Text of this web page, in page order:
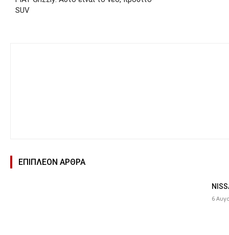
SUV
ΕΠΙΠΛΕΟΝ ΑΡΘΡΑ
6